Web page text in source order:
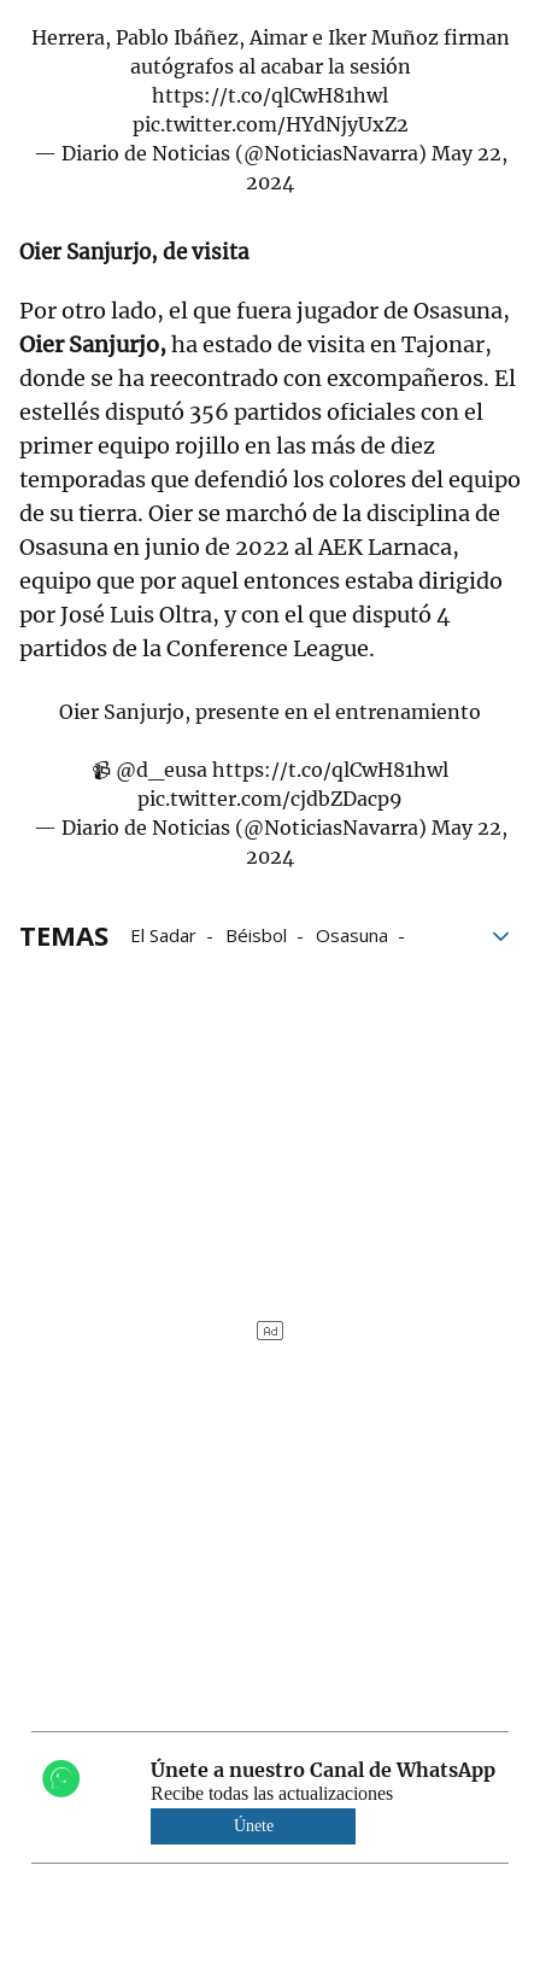
Herrera, Pablo Ibáñez, Aimar e Iker Muñoz firman
autógrafos al acabar la sesión
https://t.co/qlCwH81hwl
pic.twitter.com/HYdNjyUxZ2
— Diario de Noticias (@NoticiasNavarra) May 22,
2024
Oier Sanjurjo, de visita
Por otro lado, el que fuera jugador de Osasuna,
Oier Sanjurjo,ha estado de visita en Tajonar,
donde se ha reecontrado con excompañeros. El
estellés disputó 356 partidos oficiales con el
primer equipo rojillo en las más de diez
temporadas que defendió los colores del equipo
de su tierra. Oier se marchó de la disciplina de
Osasuna en junio de 2022 al AEK Larnaca,
equipo que por aquel entonces estaba dirigido
por José Luis Oltra, y con el que disputó 4
partidos de la Conference League.
Oier Sanjurjo, presente en el entrenamiento
📹 @d_eusa https://t.co/qlCwH81hwl
pic.twitter.com/cjdbZDacp9
— Diario de Noticias (@NoticiasNavarra) May 22,
2024
TEMAS El Sadar Béisbol
Osasuna
Únete a nuestro Canal de WhatsApp
Recibe todas las actualizaciones
Únete